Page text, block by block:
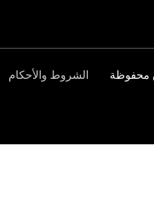
الشروط والأحكام